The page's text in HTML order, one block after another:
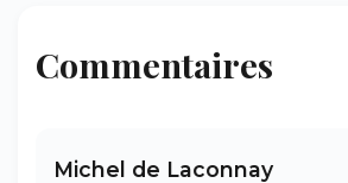
Commentaires
Michel de Laconnay